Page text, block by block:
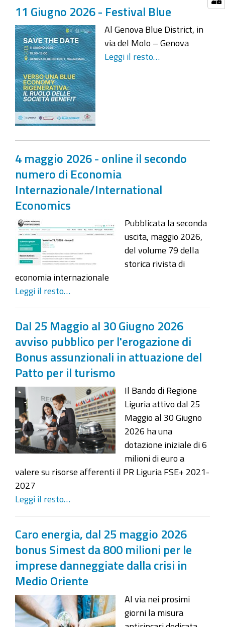
11 Giugno 2026 - Festival Blue
Al Genova Blue District, in
via del Molo – Genova
Leggi il resto…
4 maggio 2026 - online il secondo
numero di Economia
Internazionale/International
Economics
Pubblicata la seconda
uscita, maggio 2026,
del volume 79 della
storica rivista di
economia internazionale
Leggi il resto…
Dal 25 Maggio al 30 Giugno 2026
avviso pubblico per l'erogazione di
Bonus assunzionali in attuazione del
Patto per il turismo
Il Bando di Regione
Liguria attivo dal 25
Maggio al 30 Giugno
2026 ha una
dotazione iniziale di 6
milioni di euro a
valere su risorse afferenti il PR Liguria FSE+ 2021-
2027
Leggi il resto…
Caro energia, dal 25 maggio 2026
bonus Simest da 800 milioni per le
imprese danneggiate dalla crisi in
Medio Oriente
Al via nei prosimi
giorni la misura